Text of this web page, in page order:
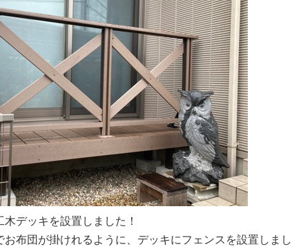
木デッキを設置しました！
お布団が掛けれるように、デッキにフェンスを設置しま